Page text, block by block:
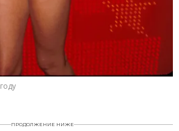
ПРОДОЛЖЕНИЕ НИЖЕ